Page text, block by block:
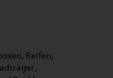
Reifen,